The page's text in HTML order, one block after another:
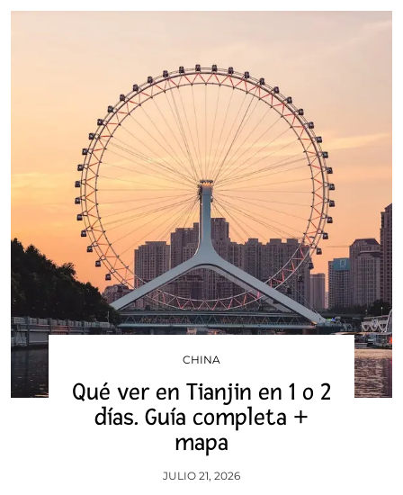
CHINA
Qué ver en Tianjin en 1 o 2
días. Guía completa +
mapa
JULIO 21, 2026